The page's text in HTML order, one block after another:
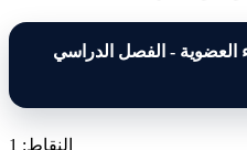
العضوية - الفصل الدراسي
النقاط: 1